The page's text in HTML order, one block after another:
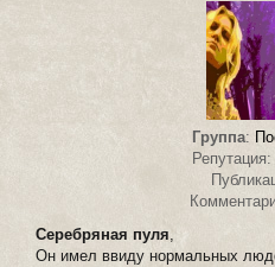
Группа:
Репутация:
Серебряная пуля,
Он имел ввиду нормальных